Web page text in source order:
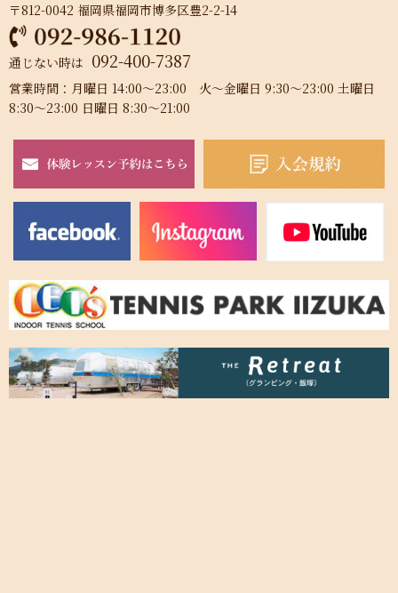
〒812-0042 福岡県福岡市博多区豊2-2-14
通じない時は 092-400-7387
営業時間：月曜日 14:00～23:00 火～金曜日 9:30～23:00 土曜日
8:30～23:00 日曜日 8:30～21:00